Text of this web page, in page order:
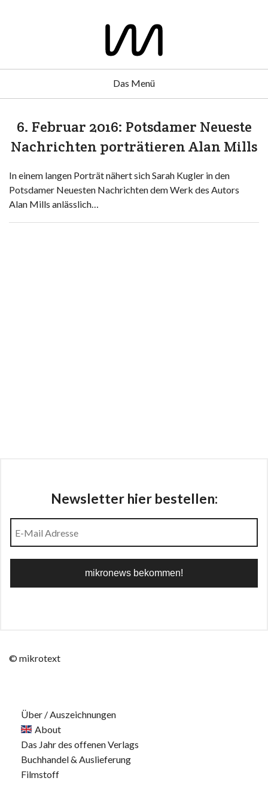
Das Menü
6. Februar 2016: Potsdamer Neueste
Nachrichten porträtieren Alan Mills
In einem langen Porträt nähert sich Sarah Kugler in den
Potsdamer Neuesten Nachrichten dem Werk des Autors
Alan Mills anlässlich…
Newsletter hier bestellen:
© mikrotext
Über / Auszeichnungen
About
Das Jahr des offenen Verlags
Buchhandel & Auslieferung
Filmstoff